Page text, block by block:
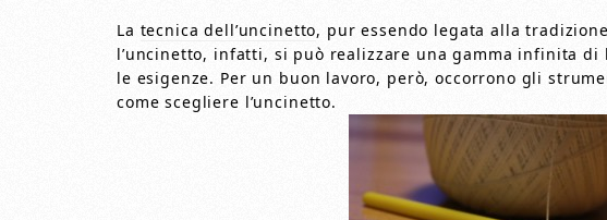
La tecnica dell’uncinetto, pur essendo legata alla
l’uncinetto, infatti, si può realizzare una gamma infinita
le esigenze. Per un buon lavoro, però, occorrono gli
come scegliere l’uncinetto.